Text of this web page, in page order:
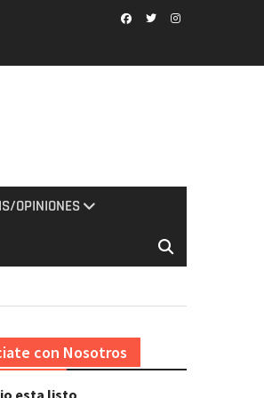
OPINIONES
con Nosotros
esta listo